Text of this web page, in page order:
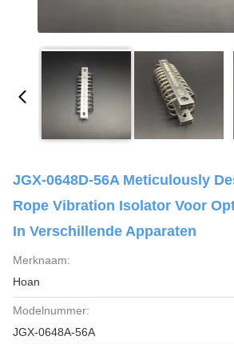
JGX-0648D-56A Meticulously
Rope Vibration Isolator Voor
In Verschillende Apparaten
Merknaam:
Hoan
Modelnummer:
JGX-0648A-56A